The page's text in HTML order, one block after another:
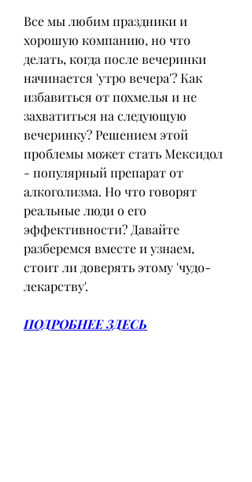
Все мы любим праздники и
хорошую компанию, но что
делать, когда после вечеринки
начинается 'утро вечера'? Как
избавиться от похмелья и не
захватиться на следующую
вечеринку? Решением этой
проблемы может стать Мексидол
- популярный препарат от
алкоголизма. Но что говорят
реальные люди о его
эффективности? Давайте
разберемся вместе и узнаем,
стоит ли доверять этому 'чудо-
лекарству'.
ПОДРОБНЕЕ ЗДЕСЬ